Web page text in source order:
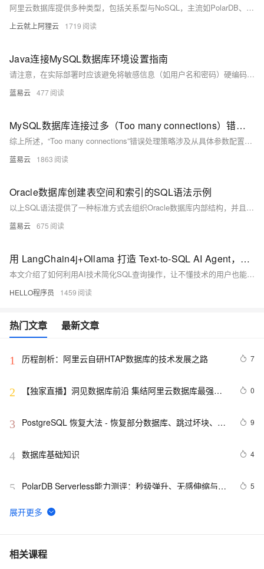
阿里云数据库提供多种类型，包括关系型与NoSQL，主流如PolarDB、RDS MySQL/PostgreSQL、Redis等。价格低至21元/月起，支持按需付费与优惠套餐，适用于各类应用场景。
上云就上阿狸云 1719
Java连接MySQL数据库环境设置指南
请注意，在实际部署时应该避免将敏感信息（如用户名和密码）硬编码在源码文件里面；应该使用配置文件或者环境变量等更为安全可靠地方式管理这些信息。此外，在处理大量数据时考虑使用PreparedStatement而不是Statement可以提高性能并防止SQL注入攻击；同时也要注意正确处理异常情况，并且确保所有打开过得资源都被正确关闭释放掉以防止内存泄漏等问题发生。
蓝易云 477
MySQL数据库连接过多（Too many connections）错误处理策略
综上所述，“Too many connections”错误处理策略涉及从具体参数配置到代码层面再到系统与架构设计全方位考量与改进。每项措施都需根据具体环境进行定制化调整，并且在执行任何变更前建议先行测试评估可能带来影响。
蓝易云 1863
Oracle数据库创建表空间和索引的SQL语法示例
以上SQL语法提供了一种标准方式去组织Oracle数据库内部结构，并且通过合理使用可以显著改善查询速度及整体性能。需要注意，在实际应用过程当中应该根据具体业务需求、系统资源状况以及预期目标去合理规划并调整参数设置以达到最佳效果。
蓝易云 675
用 LangChain4j+Ollama 打造 Text-to-SQL AI Agent，数据库想问就问
本文介绍了如何利用AI技术简化SQL查询操作，让不懂技术的用户也能轻松从数据库中获取信息。通过本地部署PostgreSQL数据库和Ollama模型，结合Java代码，实现将自然语言问题自动转换为SQL查询，并将结果以易懂的方式呈现。整个流程简单直观，适合初学者动手实践，同时也展示了AI在数据查询中的潜力与局限。
HELLO程序员 1459
热门文章 最新文章
1 历程剖析：阿里云自研HTAP数据库的技术发展之路 7
2
【独家直播】洞见数据库前沿 集结阿里云数据库最强阵
0
3
PostgreSQL 恢复大法 - 恢复部分数据库、跳过坏块、修
9
4 数据库基础知识 4
5
PolarDB Serverless能力测评：秒级弹升、无感伸缩与强
5
6 SQLite数据库的备份
7 如何在 Oracle 中创建可插入数据库（PDB）？
相关课程